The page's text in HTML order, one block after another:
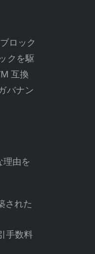
ロック
クを駆
互換
バナン
由を
された
手数料